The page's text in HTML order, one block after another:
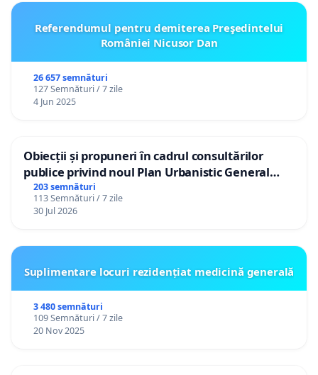
Referendumul pentru demiterea Preşedintelui
României Nicusor Dan
26 657 semnături
127 Semnături / 7 zile
4 Jun 2025
Obiecții și propuneri în cadrul consultărilor
publice privind noul Plan Urbanistic General
(PUG) Ialoveni
203 semnături
113 Semnături / 7 zile
30 Jul 2026
Suplimentare locuri rezidențiat medicină generală
3 480 semnături
109 Semnături / 7 zile
20 Nov 2025